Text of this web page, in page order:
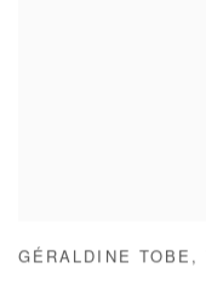
GÉRALDINE TOBE ,